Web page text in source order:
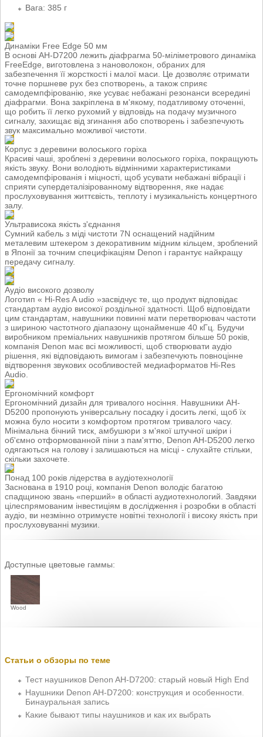
Вага: 385 г
Динаміки Free Edge 50 мм
В основі AH-D7200 лежить діафрагма 50-міліметрового динаміка
FreeEdge, виготовлена з нановолокон, обраних для
забезпечення її жорсткості і малої маси. Це дозволяє отримати
точне поршневе рух без спотворень, а також сприяє
самодемпфірованію, яке усуває небажані резонанси всередині
діафрагми. Вона закріплена в м'якому, податливому оточенні,
що робить її легко рухомий у відповідь на подачу музичного
сигналу, захищає від згинання або спотворень і забезпечують
звук максимально можливої чистоти.
Корпус з деревини волоського горіха
Красиві чаші, зроблені з деревини волоського горіха, покращують
якість звуку. Вони володіють відмінними характеристиками
самодемпфірованія і міцності, щоб усувати небажані вібрації і
сприяти супердеталізірованному відтворення, яке надає
прослуховування життєвість, теплоту і музикальність концертного
залу.
Ультрависока якість з'єднання
Сумний кабель з міді чистоти 7N оснащений надійним
металевим штекером з декоративним мідним кільцем, зроблений
в Японії за точним специфікаціям Denon і гарантує найкращу
передачу сигналу.
Аудіо високого дозволу
Логотип « Hi-Res A udio »засвідчує те, що продукт відповідає
стандартам аудіо високої роздільної здатності. Щоб відповідати
цим стандартам, навушники повинні мати перетворювач частоти
з шириною частотного діапазону щонайменше 40 кГц. Будучи
виробником преміальних навушників протягом більше 50 років,
компанія Denon має всі можливості, щоб створювати аудіо
рішення, які відповідають вимогам і забезпечують повноцінне
відтворення звукових особливостей медиаформатов Hi-Res
Audio.
Ергономічний комфорт
Ергономічний дизайн для тривалого носіння. Навушники AH-
D5200 пропонують універсальну посадку і досить легкі, щоб їх
можна було носити з комфортом протягом тривалого часу.
Мінімальна бічний тиск, амбушюри з м'якої штучної шкіри і
об'ємно отформованной піни з пам'яттю, Denon AH-D5200 легко
одягаються на голову і залишаються на місці - слухайте стільки,
скільки захочете.
Понад 100 років лідерства в аудіотехнології
Заснована в 1910 році, компанія Denon володіє багатою
спадщиною звань «перший» в області аудиотехнологий. Завдяки
цілеспрямованим інвестиціям в дослідження і розробки в області
аудіо, ви незмінно отримуєте новітні технології і високу якість при
прослуховуванні музики.
Доступные цветовые гаммы:
Wood
Статьи о обзоры по теме
Тест наушников Denon AH-D7200: старый новый High End
Наушники Denon AH-D7200: конструкция и особенности.
Бинауральная запись
Какие бывают типы наушников и как их выбрать